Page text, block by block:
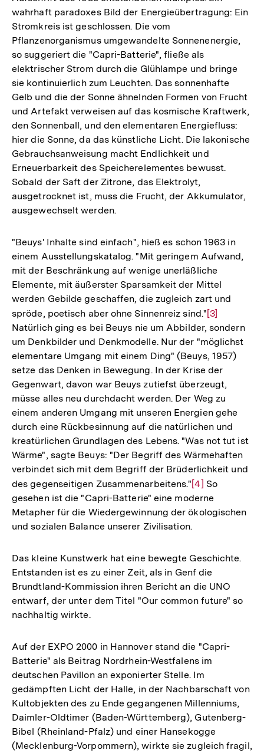
wahrhaft paradoxes Bild der Energieübertragung: Ein
Stromkreis ist geschlossen. Die vom
Pflanzenorganismus umgewandelte Sonnenenergie,
so suggeriert die "Capri-Batterie", fließe als
elektrischer Strom durch die Glühlampe und bringe
sie kontinuierlich zum Leuchten. Das sonnenhafte
Gelb und die der Sonne ähnelnden Formen von Frucht
und Artefakt verweisen auf das kosmische Kraftwerk,
den Sonnenball, und den elementaren Energiefluss:
hier die Sonne, da das künstliche Licht. Die lakonische
Gebrauchsanweisung macht Endlichkeit und
Erneuerbarkeit des Speicherelementes bewusst.
Sobald der Saft der Zitrone, das Elektrolyt,
ausgetrocknet ist, muss die Frucht, der Akkumulator,
ausgewechselt werden.
"Beuys' Inhalte sind einfach", hieß es schon 1963 in
einem Ausstellungskatalog. "Mit geringem Aufwand,
mit der Beschränkung auf wenige unerläßliche
Elemente, mit äußerster Sparsamkeit der Mittel
werden Gebilde geschaffen, die zugleich zart und
spröde, poetisch aber ohne Sinnenreiz sind."Zur
Auflösung
der
Fußnote
[3]
Natürlich ging es bei Beuys nie um Abbilder, sondern
um Denkbilder und Denkmodelle. Nur der "möglichst
elementare Umgang mit einem Ding" (Beuys, 1957)
setze das Denken in Bewegung. In der Krise der
Gegenwart, davon war Beuys zutiefst überzeugt,
müsse alles neu durchdacht werden. Der Weg zu
einem anderen Umgang mit unseren Energien gehe
durch eine Rückbesinnung auf die natürlichen und
kreatürlichen Grundlagen des Lebens. "Was not tut ist
Wärme", sagte Beuys: "Der Begriff des Wärmehaften
verbindet sich mit dem Begriff der Brüderlichkeit und
des gegenseitigen Zusammenarbeitens."Zur
Auflösung
der
Fußnote
[4] So
gesehen ist die "Capri-Batterie" eine moderne
Metapher für die Wiedergewinnung der ökologischen
und sozialen Balance unserer Zivilisation.
Das kleine Kunstwerk hat eine bewegte Geschichte.
Entstanden ist es zu einer Zeit, als in Genf die
Brundtland-Kommission ihren Bericht an die UNO
entwarf, der unter dem Titel "Our common future" so
nachhaltig wirkte.
Auf der EXPO 2000 in Hannover stand die "Capri-
Batterie" als Beitrag Nordrhein-Westfalens im
deutschen Pavillon an exponierter Stelle. Im
gedämpften Licht der Halle, in der Nachbarschaft von
Kultobjekten des zu Ende gegangenen Millenniums,
Daimler-Oldtimer (Baden-Württemberg), Gutenberg-
Bibel (Rheinland-Pfalz) und einer Hansekogge
(Mecklenburg-Vorpommern), wirkte sie zugleich fragil,